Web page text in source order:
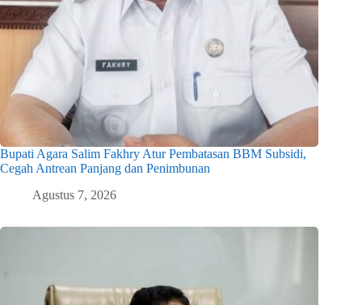
Bupati Agara Salim Fakhry Atur Pembatasan BBM Subsidi,
Cegah Antrean Panjang dan Penimbunan
Agustus 7, 2026